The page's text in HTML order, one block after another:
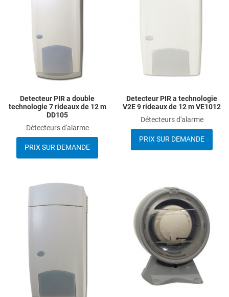
Detecteur PIR a double
technologie 7 rideaux de 12 m
DD105
Détecteurs d'alarme
PRIX SUR DEMANDE
Detecteur PIR a technologie
V2E 9 rideaux de 12 m VE1012
Détecteurs d'alarme
PRIX SUR DEMANDE
Add to Compare
Quick View